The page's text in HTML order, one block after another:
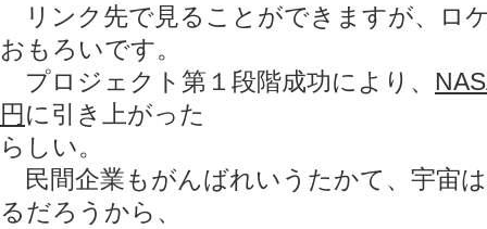
リンク先で見ることができますが、ロ
おもろいです。
プロジェクト第１段階成功により、
円 に引き上がった
らしい。
民間企業もがんばれいうたかて、宇宙
るだろうから、